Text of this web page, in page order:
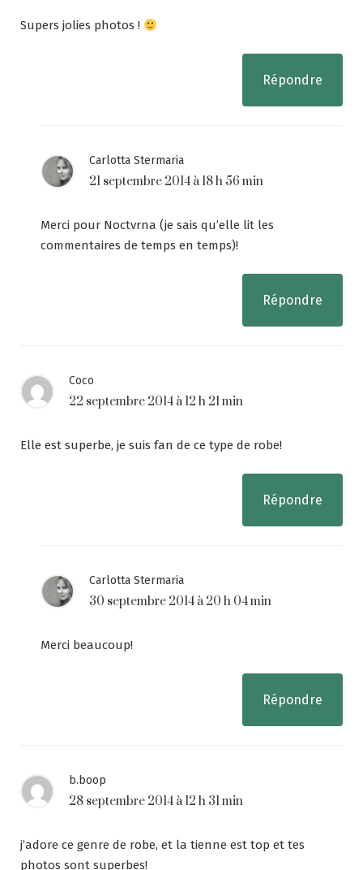
Supers jolies photos !
Répondre
Carlotta Stermaria
21 septembre 2014 à 18 h 56 min
Merci pour Noctvrna (je sais qu’elle lit les
commentaires de temps en temps)!
Répondre
Coco
22 septembre 2014 à 12 h 21 min
Elle est superbe, je suis fan de ce type de robe!
Répondre
Carlotta Stermaria
30 septembre 2014 à 20 h 04 min
Merci beaucoup!
Répondre
b.boop
28 septembre 2014 à 12 h 31 min
j’adore ce genre de robe, et la tienne est top et tes
photos sont superbes!